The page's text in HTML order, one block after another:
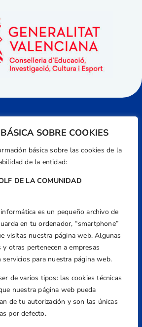
SOBRE COOKIES
básica sobre las cookies de la
de la entidad:
DE LA COMUNIDAD
es un pequeño archivo de
en tu ordenador, “smartphone”
visitas nuestra página web. Algunas
otras pertenecen a empresas
para nuestra página web.
de varios tipos: las cookies técnicas
nuestra página web pueda
de tu autorización y son las únicas
por defecto.
Dirección
Carrer d'Isaac Peral i
Despachos 2 y 3, 46980,
Valencia
961 367 799
Email